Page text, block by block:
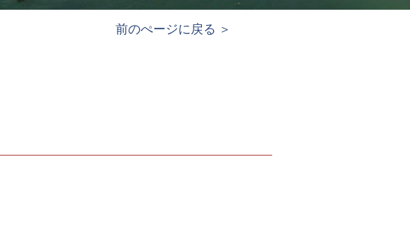
前のぺージに戻る ＞